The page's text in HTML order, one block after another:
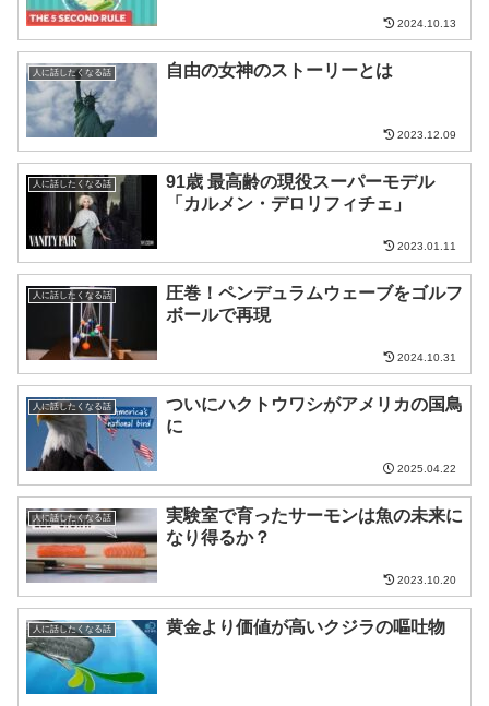
2024.10.13
人に話したくなる話 自由の女神のストーリーとは
2023.12.09
人に話したくなる話
91歳 最高齢の現役スーパーモデル
「カルメン・デロリフィチェ」
2023.01.11
人に話したくなる話
圧巻！ペンデュラムウェーブをゴルフ
ボールで再現
2024.10.31
人に話したくなる話
ついにハクトウワシがアメリカの国鳥
に
2025.04.22
人に話したくなる話
実験室で育ったサーモンは魚の未来に
なり得るか？
2023.10.20
人に話したくなる話 黄金より価値が高いクジラの嘔吐物